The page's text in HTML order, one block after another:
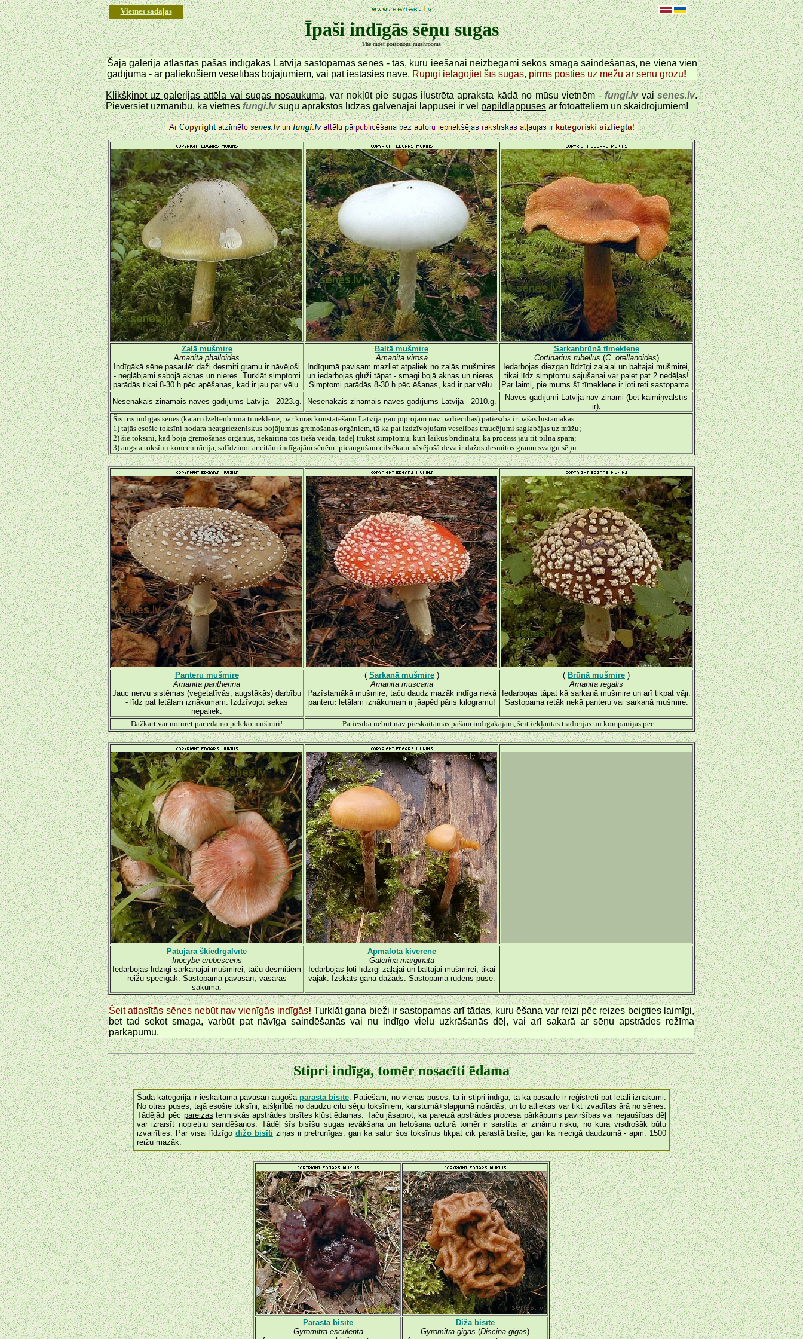
Vietnes sadaļas
Īpaši indīgās sēņu sugas
The most poisonous mushrooms
Šajā galerijā atlasītas pašas indīgākās Latvijā sastopamās sēnes - tās, kuru ieēšanai neizbēgami sekos smaga saindēšanās, ne vienā vien
gadījumā - ar paliekošiem veselības bojājumiem, vai pat iestāsies nāve. Rūpīgi ielāgojiet šīs sugas, pirms posties uz mežu ar sēņu grozu!
Klikšķinot uz galerijas attēla vai sugas nosaukuma, var nokļūt pie sugas ilustrēta apraksta kādā no mūsu vietnēm - fungi.lvvaisenes.lv.
Pievērsiet uzmanību, ka vietnes fungi.lvsugu aprakstos līdzās galvenajai lappusei ir vēl papildlappuses ar fotoattēliem un skaidrojumiem!
Zaļā mušmire
Amanita phalloides
Indīgākā sēne pasaulē: daži desmiti gramu ir nāvējoši
- neglābjami sabojā aknas un nieres. Turklāt simptomi
parādās tikai 8-30 h pēc apēšanas, kad ir jau par vēlu.
Baltā mušmire
Amanita virosa
Indīgumā pavisam mazliet atpaliek no zaļās mušmires
un iedarbojas gluži tāpat - smagi bojā aknas un nieres.
Simptomi parādās 8-30 h pēc ēšanas, kad ir par vēlu.
Sarkanbrūnā tīmeklene
Cortinarius rubellus (C. orellanoides)
Iedarbojas diezgan līdzīgi zaļajai un baltajai mušmirei,
tikai līdz simptomu sajušanai var paiet pat 2 nedēļas!
Par laimi, pie mums šī tīmeklene ir ļoti reti sastopama.
Nesenākais zināmais nāves gadījums Latvijā - 2023.g.
Nesenākais zināmais nāves gadījums Latvijā - 2010.g.
Nāves gadījumi Latvijā nav zināmi (bet kaimiņvalstīs
ir).
Šīs trīs indīgās sēnes (kā arī dzeltenbrūnā tīmeklene, par kuras konstatēšanu Latvijā gan joprojām nav pārliecības) patiesībā ir pašas bīstamākās:
1) tajās esošie toksīni nodara neatgriezeniskus bojājumus gremošanas orgāniem, tā ka pat izdzīvojušam veselības traucējumi saglabājas uz mūžu;
2) šie toksīni, kad bojā gremošanas orgānus, nekairina tos tiešā veidā, tādēļ trūkst simptomu, kuri laikus brīdinātu, ka process jau rit pilnā sparā;
3) augsta toksīnu koncentrācija, salīdzinot ar citām indīgajām sēnēm: pieaugušam cilvēkam nāvējošā deva ir dažos desmitos gramu svaigu sēņu.
Panteru mušmire
Amanita pantherina
Jauc nervu sistēmas (veģetatīvās, augstākās) darbību
- līdz pat letālam iznākumam. Izdzīvojot sekas
nepaliek.
( Sarkanā mušmire)
Amanita muscaria
Pazīstamākā mušmire, taču daudz mazāk indīga nekā
panteru: letālam iznākumam ir jāapēd pāris kilogramu!
( Brūnā mušmire )
Amanita regalis
Iedarbojas tāpat kā sarkanā mušmire un arī tikpat vāji.
Sastopama retāk nekā panteru vai sarkanā mušmire.
Dažkārt var noturēt par ēdamo pelēko mušmiri! Patiesībā nebūt nav pieskaitāmas pašām indīgākajām, šeit iekļautas tradīcijas un kompānijas pēc.
Patujāra šķiedrgalvīte
Inocybe erubescens
Iedarbojas līdzīgi sarkanajai mušmirei, taču desmitiem
reižu spēcīgāk. Sastopama pavasarī, vasaras
sākumā.
Apmalotā ķiverene
Galerina marginata
Iedarbojas ļoti līdzīgi zaļajai un baltajai mušmirei, tikai
vājāk. Izskats gana dažāds. Sastopama rudens pusē.
Šeit atlasītās sēnes nebūt nav vienīgās indīgās! Turklāt gana bieži ir sastopamas arī tādas, kuru ēšana var reizi pēc reizes beigties laimīgi,
bet tad sekot smaga, varbūt pat nāvīga saindēšanās vai nu indīgo vielu uzkrāšanās dēļ, vai arī sakarā ar sēņu apstrādes režīma
pārkāpumu.
Stipri indīga, tomēr nosacīti ēdama
Šādā kategorijā ir ieskaitāma pavasarī augošā parastā bisīte. Patiešām, no vienas puses, tā ir stipri indīga, tā ka pasaulē ir reģistrēti pat letāli iznākumi.
No otras puses, tajā esošie toksīni, atšķirībā no daudzu citu sēņu toksīniem, karstumā+slapjumā noārdās, un to atliekas var tikt izvadītas ārā no sēnes.
Tādējādi pēc pareizas termiskās apstrādes bisītes kļūst ēdamas. Taču jāsaprot, ka pareizā apstrādes procesa pārkāpums paviršības vai nejaušības dēļ
var izraisīt nopietnu saindēšanos. Tādēļ šīs bisīšu sugas ievākšana un lietošana uzturā tomēr ir saistīta ar zināmu risku, no kura visdrošāk būtu
izvairīties. Par visai līdzīgodižo bisīti ziņas ir pretrunīgas: gan ka satur šos toksīnus tikpat cik parastā bisīte, gan ka niecigā daudzumā - apm. 1500
reižu mazāk.
Parastā bisīte
Gyromitra esculenta
Dižā bisīte
Gyromitra gigas (Discina gigas)